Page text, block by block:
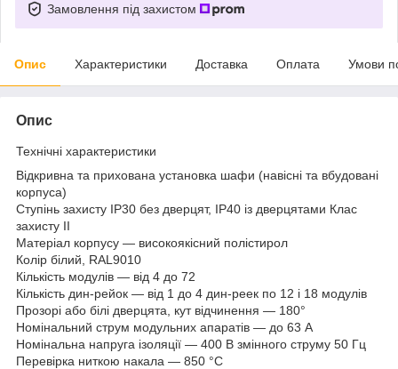
Замовлення під захистом
Опис Характеристики Доставка Оплата Умови
Опис
Технічні характеристики
Відкривна та прихована установка шафи (навісні та вбудовані
корпуса)
Ступінь захисту IP30 без дверцят, IP40 із дверцятами Клас
захисту II
Матеріал корпусу — високоякісний полістирол
Колір білий, RAL9010
Кількість модулів — від 4 до 72
Кількість дин-рейок — від 1 до 4 дин-реек по 12 і 18 модулів
Прозорі або білі дверцята, кут відчинення — 180°
Номінальний струм модульних апаратів — до 63 А
Номінальна напруга ізоляції — 400 В змінного струму 50 Гц
Перевірка ниткою накала — 850 °C